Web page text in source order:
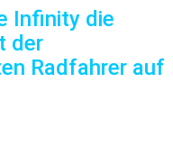
Infinity die
der
Radfahrer auf